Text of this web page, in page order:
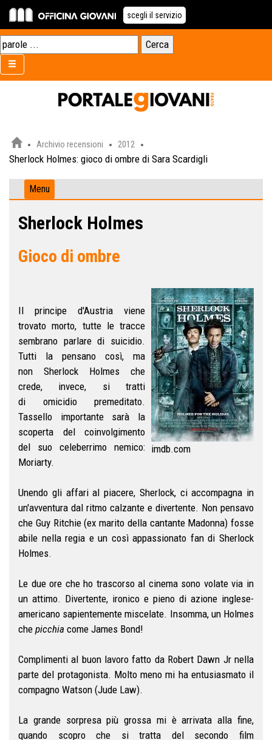
scegli il servizio
Archivio recensioni 2012
Sherlock Holmes: gioco di ombre di Sara Scardigli
Menu
Sherlock Holmes
Gioco di ombre
imdb.com
Il principe d'Austria viene
trovato morto, tutte le tracce
sembrano parlare di suicidio.
Tutti la pensano così, ma
non Sherlock Holmes che
crede, invece, si tratti
di omicidio premeditato.
Tassello importante sarà la
scoperta del coinvolgimento
del suo celeberrimo nemico:
Moriarty.
Unendo gli affari al piacere, Sherlock, ci accompagna in
un'avventura dal ritmo calzante e divertente. Non pensavo
che Guy Ritchie (ex marito della cantante Madonna) fosse
abile nella regia e un così appassionato fan di Sherlock
Holmes.
Le due ore che ho trascorso al cinema sono volate via in
un attimo. Divertente, ironico e pieno di azione inglese-
americano sapientemente miscelate. Insomma, un Holmes
che picchia come James Bond!
Complimenti al buon lavoro fatto da Robert Dawn Jr nella
parte del protagonista. Molto meno mi ha entusiasmato il
compagno Watson (Jude Law).
La grande sorpresa più grossa mi è arrivata alla fine,
quando scopro che si tratta del secondo film